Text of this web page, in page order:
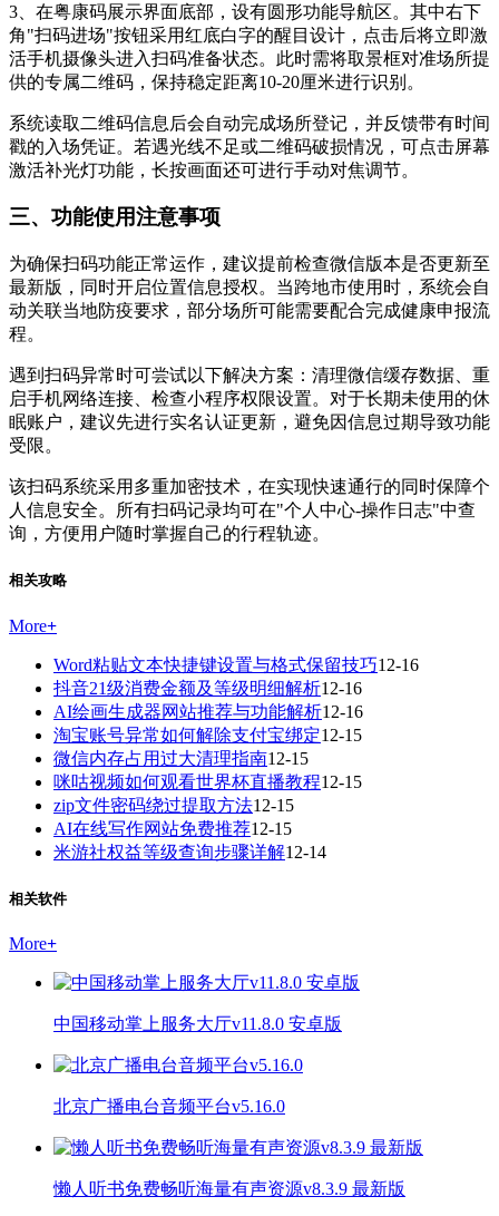
3、在粤康码展示界面底部，设有圆形功能导航区。其中右下
角"扫码进场"按钮采用红底白字的醒目设计，点击后将立即激
活手机摄像头进入扫码准备状态。此时需将取景框对准场所提
供的专属二维码，保持稳定距离10-20厘米进行识别。
系统读取二维码信息后会自动完成场所登记，并反馈带有时间
戳的入场凭证。若遇光线不足或二维码破损情况，可点击屏幕
激活补光灯功能，长按画面还可进行手动对焦调节。
三、功能使用注意事项
为确保扫码功能正常运作，建议提前检查微信版本是否更新至
最新版，同时开启位置信息授权。当跨地市使用时，系统会自
动关联当地防疫要求，部分场所可能需要配合完成健康申报流
程。
遇到扫码异常时可尝试以下解决方案：清理微信缓存数据、重
启手机网络连接、检查小程序权限设置。对于长期未使用的休
眠账户，建议先进行实名认证更新，避免因信息过期导致功能
受限。
该扫码系统采用多重加密技术，在实现快速通行的同时保障个
人信息安全。所有扫码记录均可在"个人中心-操作日志"中查
询，方便用户随时掌握自己的行程轨迹。
相关攻略
More+
Word粘贴文本快捷键设置与格式保留技巧12-16
抖音21级消费金额及等级明细解析12-16
AI绘画生成器网站推荐与功能解析12-16
淘宝账号异常如何解除支付宝绑定12-15
微信内存占用过大清理指南12-15
咪咕视频如何观看世界杯直播教程12-15
zip文件密码绕过提取方法12-15
AI在线写作网站免费推荐12-15
米游社权益等级查询步骤详解12-14
相关软件
More+
中国移动掌上服务大厅v11.8.0 安卓版
北京广播电台音频平台v5.16.0
懒人听书免费畅听海量有声资源v8.3.9 最新版